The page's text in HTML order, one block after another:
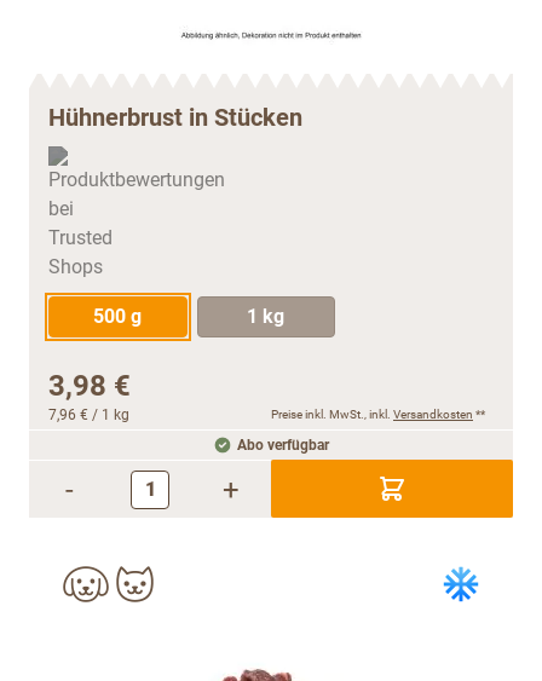
Hühnerbrust in Stücken
500 g 1 kg
3,98 €
7,96 € / 1 kg Preise inkl. MwSt., inkl. Versandkosten **
Abo verfügbar
- +